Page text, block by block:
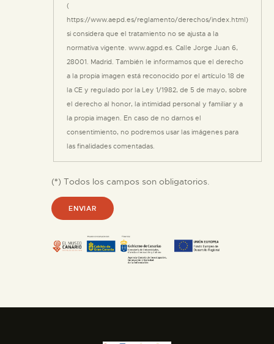
(
https://www.aepd.es/reglamento/derechos/index.html)
si considera que el tratamiento no se ajusta a la
normativa vigente. www.agpd.es. Calle Jorge Juan 6,
28001. Madrid. También le informamos que el derecho
a la propia imagen está reconocido por el artículo 18 de
la CE y regulado por la Ley 1/1982, de 5 de mayo, sobre
el derecho al honor, la intimidad personal y familiar y a
la propia imagen. En caso de no darnos el
consentimiento, no podremos usar las imágenes para
las finalidades comentadas.
(*) Todos los campos son obligatorios.